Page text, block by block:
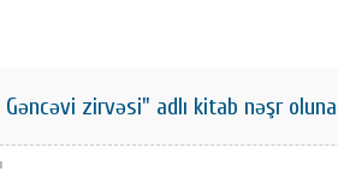
zirvəsi" adlı kitab nəşr